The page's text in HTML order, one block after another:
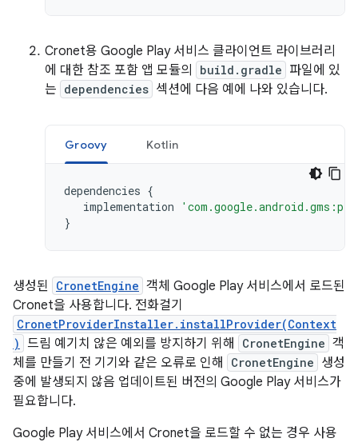
Cronet용 Google Play 서비스 클라이언트 라이브러리
에 대한 참조 포함 앱 모듈의
build.gradle 파일에 있
는 dependencies 섹션에 다음 예에 나와 있습니다.
Groovy Kotlin
dependencies {
implementation
}
생성된 CronetEngine 객체 Google Play 서비스에서 로드된
Cronet을 사용합니다. 전화걸기
CronetProviderInstaller.installProvider(Context
) 드림 예기치 않은 예외를 방지하기 위해 CronetEngine 객
체를 만들기 전 기기와 같은 오류로 인해
CronetEngine 생성
중에 발생되지 않음 업데이트된 버전의 Google Play 서비스가
필요합니다.
Google Play 서비스에서 Cronet을 로드할 수 없는 경우 사용